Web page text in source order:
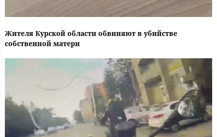
Жителя Курской области обвиняют в убийстве
собственной матери